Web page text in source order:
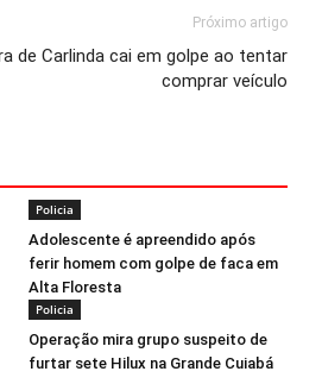
Próximo artigo
de Carlinda cai em golpe ao tentar
comprar veículo
Policia
Adolescente é apreendido após
ferir homem com golpe de faca em
Alta Floresta
Policia
Operação mira grupo suspeito de
furtar sete Hilux na Grande Cuiabá